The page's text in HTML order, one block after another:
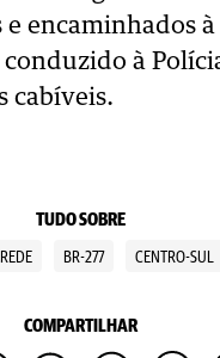
encaminhados
à
cabíveis.
TUDO SOBRE
BR-277 CENTRO-SUL
COMPARTILHAR